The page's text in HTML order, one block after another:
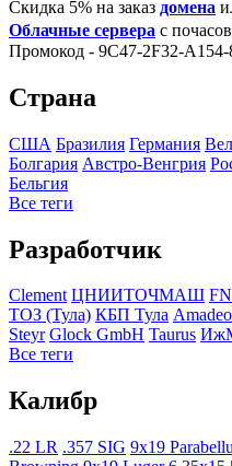
Скидка 5% на заказ домена
Облачные сервера с
Промокод - 9C47-2F32-
Страна
США Бразилия Германия
Болгария Австро-Венгрия
Бельгия
Все теги
Разработчик
Clement ЦНИИТОЧМАШ FN
ТОЗ (Тула) КБП Тула
Steyr Glock GmbH Taurus
Все теги
Калибр
.22 LR .357 SIG 9x19